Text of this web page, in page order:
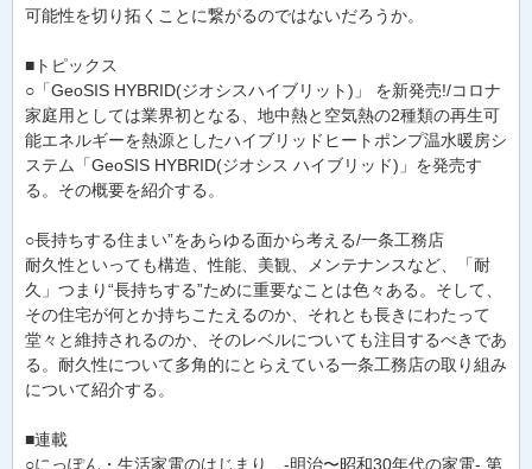
可能性を切り拓くことに繋がるのではないだろうか。
■トピックス
○「GeoSIS HYBRID(ジオシスハイブリット)」 を新発売!/コロナ
家庭用としては業界初となる、地中熱と空気熱の2種類の再生可
能エネルギーを熱源としたハイブリッドヒートポンプ温水暖房シ
ステム「GeoSIS HYBRID(ジオシス ハイブリッド)」を発売す
る。その概要を紹介する。
○長持ちする住まい”をあらゆる面から考える/一条工務店
耐久性といっても構造、性能、美観、メンテナンスなど、「耐
久」つまり“長持ちする”ために重要なことは色々ある。そして、
その住宅が何とか持ちこたえるのか、それとも長きにわたって
堂々と維持されるのか、そのレベルについても注目するべきであ
る。耐久性について多角的にとらえている一条工務店の取り組み
について紹介する。
■連載
○にっぽん・生活家電のはじまり -明治〜昭和30年代の家電- 第